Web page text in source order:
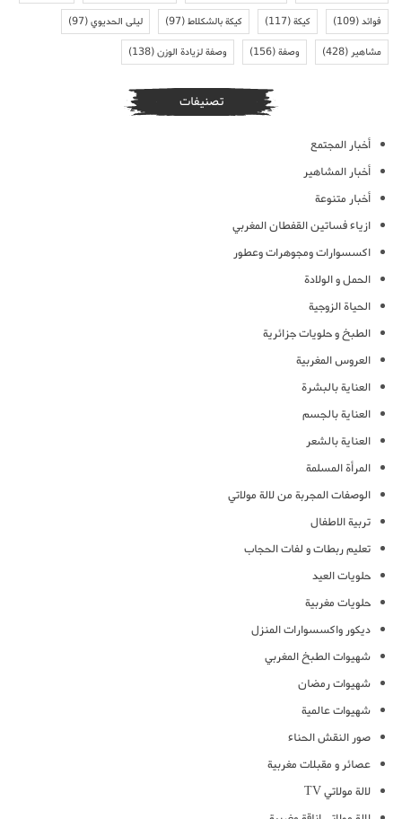
فوائد(109) كيكة(117) كيكة بالشكلاط(97) ليلى الحديوي(97)
مشاهير(428) وصفة(156) وصفة لزيادة الوزن(138)
تصنيفات
أخبار المجتمع
أخبار المشاهير
أخبار متنوعة
ازياء فساتين القفطان المغربي
اكسسوارات ومجوهرات وعطور
الحمل و الولادة
الحياة الزوجية
الطبخ و حلويات جزائرية
العروس المغربية
العناية بالبشرة
العناية بالجسم
العناية بالشعر
المرأة المسلمة
الوصفات المجربة من لالة مولاتي
تربية الاطفال
تعليم ربطات و لفات الحجاب
حلويات العيد
حلويات مغربية
ديكور واكسسوارات المنزل
شهيوات الطبخ المغربي
شهيوات رمضان
شهيوات عالمية
صور النقش الحناء
عصائر و مقبلات مغربية
لالة مولاتي TV